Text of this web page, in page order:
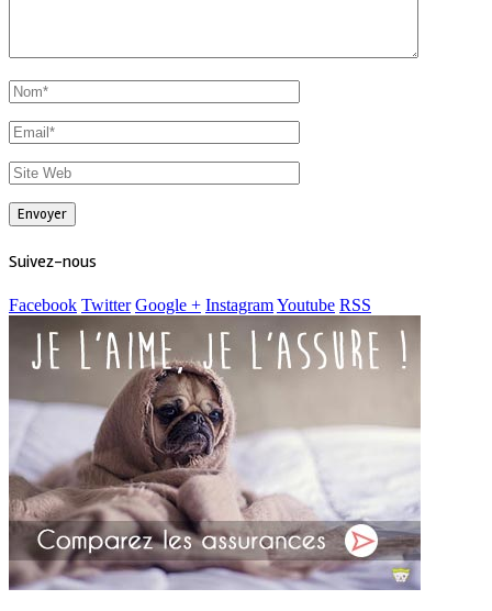
Suivez-nous
Facebook Twitter Google + InstagramYoutube RSS